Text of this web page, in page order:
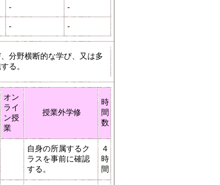
- -
- -
分野横断的な学び、又は多
る。
オン
ライ
ン授
業
授業外学修
時
間
数
自身の所属するク
ラスを事前に確認
する。
４
時
間